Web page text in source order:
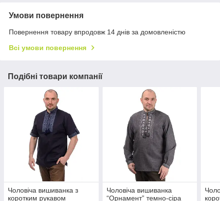
Умови повернення
Повернення товару впродовж 14 днів за домовленістю
Всі умови повернення
Подібні товари компанії
Чоловіча вишиванка з
коротким рукавом
Чоловіча вишиванка
“Орнамент” темно-сіра